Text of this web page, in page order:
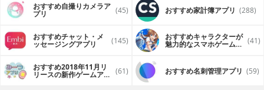
おすすめ自撮りカメラア
プリ (45) おすすめ家計簿アプリ (288)
おすすめチャット・メ
ッセージングアプリ (145) おすすめキャラクターが
魅力的なスマホゲームア (41)
おすすめ2018年11月リ
リースの新作ゲームアプ (61) おすすめ名刺管理アプリ (59)